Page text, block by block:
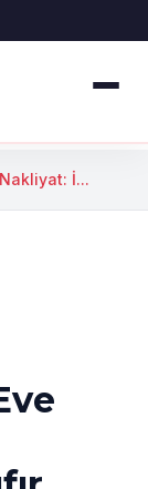
İ...